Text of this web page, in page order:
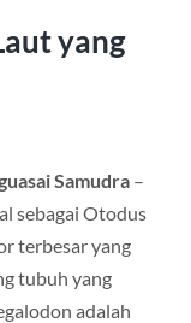
yang
Samudra–
sebagai Otodus
terbesar yang
tubuh yang
adalah